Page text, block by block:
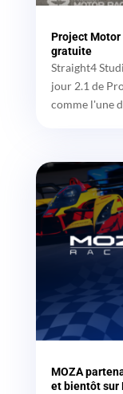
Project Motor
gratuite
Straight4
jour 2.1 de
comme l'une
MOZA
et bientôt sur